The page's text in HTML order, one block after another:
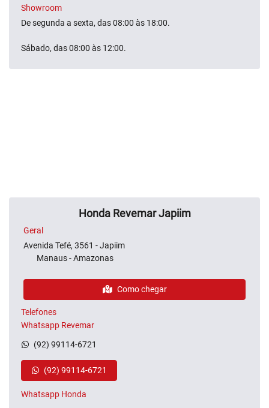
Showroom
De segunda a sexta, das 08:00 às 18:00.
Sábado, das 08:00 às 12:00.
Honda Revemar Japiim
Geral
Avenida Tefé, 3561 - Japiim
Manaus - Amazonas
Como chegar
Telefones
Whatsapp Revemar
(92) 99114-6721
(92) 99114-6721
Whatsapp Honda